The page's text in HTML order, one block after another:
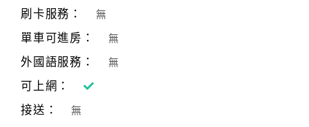
理
會
員
戶
刷卡服務： 無
單車可進房： 無
外國語服務： 無
可上網：
接送：
無